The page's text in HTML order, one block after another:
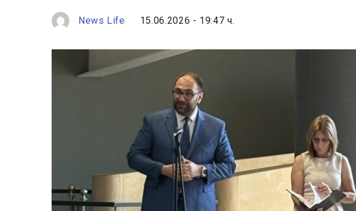
News Life 15.06.2026 - 19:47 ч.